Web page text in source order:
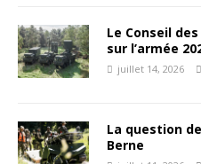
Le Conseil
sur l’armée
juillet 14, 2026
La question
Berne